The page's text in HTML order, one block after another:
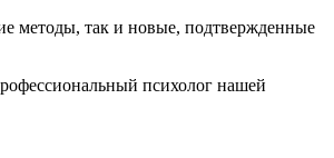
методы, так и новые, подтвержденные
психолог нашей